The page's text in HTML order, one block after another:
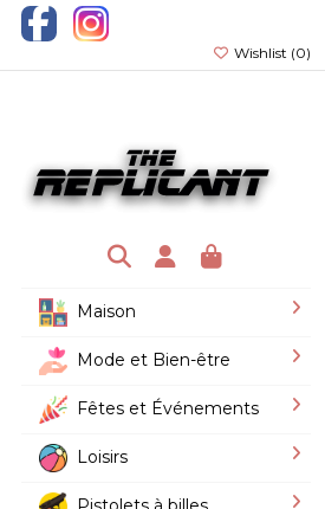
Wishlist (0)
Maison
Mode et Bien-être
Fêtes et Événements
Loisirs